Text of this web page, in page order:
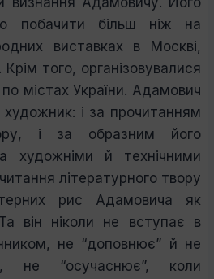
побачити більш ніж на
виставках в Москві,
Крім того, організовувалися
містах України. Адамович
і за прочитанням
і за образним його
художніми й технічними
літературного тво­ру
рис Адамовича як
він ніколи не вступає в
не “доповнює” й не
не “осучаснює”, коли